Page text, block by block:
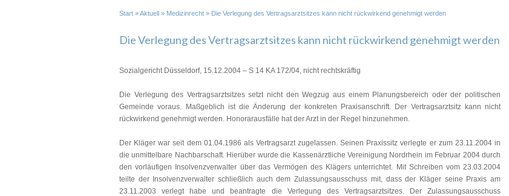
Start »Aktuell » Medizinrecht » Die Verlegung des Vertragsarztsitzes kann nicht rückwirkend genehmigt werden
Die Verlegung des Vertragsarztsitzes kann nicht rückwirkend genehmigt werden
Sozialgericht Düsseldorf, 15.12.2004 – S 14 KA 172/04, nicht rechtskräftig
Die Verlegung des Vertragsarztsitzes setzt nicht den Wegzug aus einem Planungsbereich oder der politischen
Gemeinde voraus. Maßgeblich ist die Änderung der konkreten Praxisanschrift. Der Vertragsarztsitz kann nicht
rückwirkend genehmigt werden. Honorarausfälle hat der Arzt in der Regel hinzunehmen.
Der Kläger war seit dem 01.04.1986 als Vertragsarzt zugelassen. Seinen Praxissitz verlegte er zum 23.11.2004 in
die unmittelbare Nachbarschaft. Hierüber wurde die Kassenärztliche Vereinigung Nordrhein im Februar 2004 durch
den vorläufigen Insolvenzverwalter über das Vermögen des Klägers unterrichtet. Mit Schreiben vom 23.03.2004
teilte der Insolvenzverwalter schließlich auch dem Zulassungsausschuss mit, dass der Kläger seine Praxis am
23.11.2003 verlegt habe und beantragte die Verlegung des Vertragsarztsitzes. Der Zulassungsausschuss